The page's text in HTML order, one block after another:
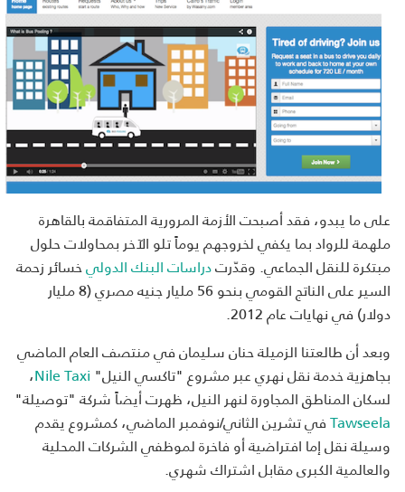
على ما يبدو، فقد أصبحت الأزمة المرورية المتفاقمة بالقاهرة
ملهمة للرواد بما يكفي لخروجهم يوماً تلو الآخر بمحاولات حلول
مبتكرة للنقل الجماعي. وقدّرتدراسات البنك الدوليخسائر زحمة
السير على الناتج القومي بنحو 56 مليار جنيه مصري (8 مليار
دولار) في نهايات عام 2012.
وبعد أن طالعتنا الزميلة حنان سليمان في منتصف العام الماضي
بجاهزية خدمة نقل نهري عبر مشروع "تاكسي النيل" Nile Taxi،
لسكان المناطق المجاورة لنهر النيل، ظهرت أيضاً شركة "توصيلة"
Tawseelaفي تشرين الثاني/نوفمبر الماضي، كمشروع يقدم
وسيلة نقل إما افتراضية أو فاخرة لموظفي الشركات المحلية
والعالمية الكبرى مقابل اشتراك شهري.